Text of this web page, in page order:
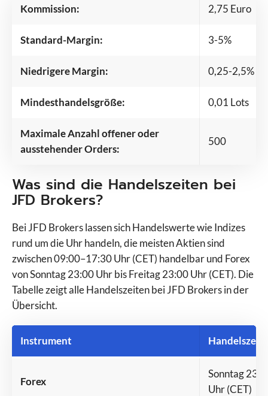
Kommission: 2,75 Euro
Standard-Margin: 3-5%
Niedrigere Margin: 0,25-2,5%
Mindesthandelsgröße: 0,01 Lots
Maximale Anzahl offener oder
ausstehender Orders:
500
Was sind die Handelszeiten bei
JFD Brokers?
Bei JFD Brokers lassen sich Handelswerte wie Indizes
rund um die Uhr handeln, die meisten Aktien sind
zwischen 09:00–17:30 Uhr (CET) handelbar und Forex
von Sonntag 23:00 Uhr bis Freitag 23:00 Uhr (CET). Die
Tabelle zeigt alle Handelszeiten bei JFD Brokers in der
Übersicht.
Instrument
Forex
Sonntag
Uhr (CET)